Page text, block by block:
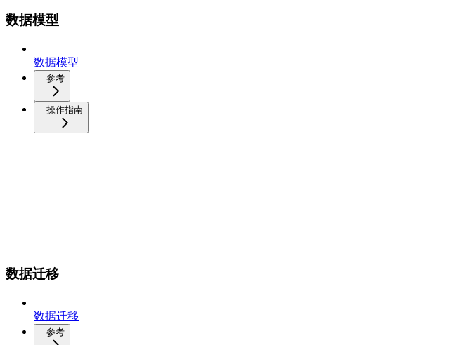
数据模型
数据模型
参考
操作指南
数据迁移
数据迁移
参考